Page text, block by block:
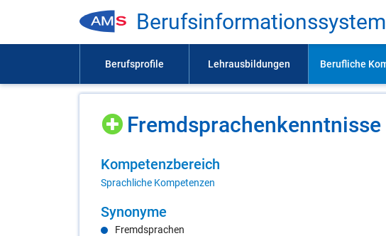
Be­rufs­in­for­ma­ti­ons­sys­tem
Fremd­spra­chen­kennt­nis­se
Kom­pe­tenz­be­reich
Sprachliche Kompetenzen
Syn­ony­me
Fremdsprachen